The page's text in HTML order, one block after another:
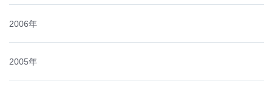
2006年
2005年